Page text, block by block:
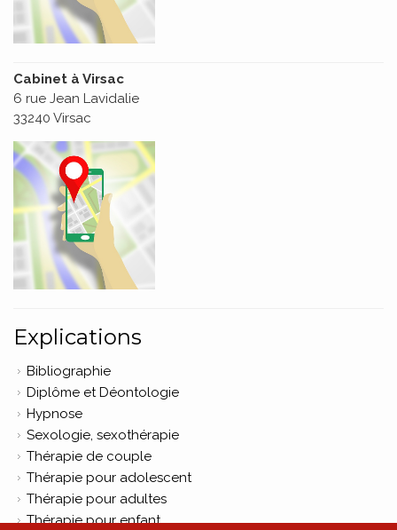
Cabinet à Virsac
6 rue Jean Lavidalie
33240 Virsac
Explications
Bibliographie
Diplôme et Déontologie
Hypnose
Sexologie, sexothérapie
Thérapie de couple
Thérapie pour adolescent
Thérapie pour adultes
Thérapie pour enfant